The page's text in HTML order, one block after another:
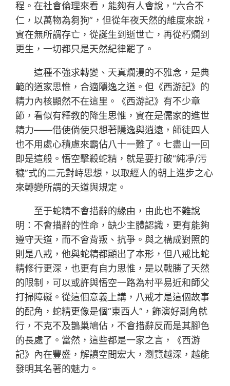
程。在社會倫理來看，能夠有人會說，“六合不
仁，以萬物為芻狗”，但從年夜天然的維度來說，
實在無所謂存亡，從誕生到逝世亡，再從朽爛到
更生，一切都只是天然紀律罷了。
這種不強求轉變、天真爛漫的不雅念，是典
範的道家思惟，合適隱逸之道。但《西游記》的
精力內核顯然不在這里。《西游記》有不少章
節，看似有釋教的降生思惟，實在是儒家的進世
精力——借使倘使只想著隱逸與逍遠，師徒四人
也不用處心積慮來霸佔八十一難了。七盡山一回
即是這般。悟空擊殺蛇精，就是要打破“純凈/污
穢”式的二元對峙思想，以取經人的朝上進步之心
來轉變所謂的天道與規定。
至于蛇精不會措辭的緣由，由此也不難說
明：不會措辭的性命，缺少主體認識，更有能夠
遵守天道，而不會背叛、抗爭。與之構成對照的
則是八戒，他與蛇精都顯出了本形，但八戒比蛇
精修行更深，也更有自力思惟，是以戰勝了天然
的限制，可以或許與悟空一路為村平易近和師父
打掃障礙。從這個意義上講，八戒才是這個故事
的配角，蛇精更像是個“東西人”，飾演好副角就
行，不克不及鵲巢鳩佔，不會措辭反而是其腳色
的長處了。當然，這些都是一家之言，《西游
記》內在豐盛，解讀空間宏大，瀏覽越深，越能
發明其名著的魅力。